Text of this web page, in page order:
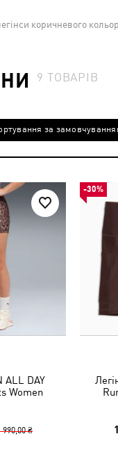
коричневого
9 ТОВАРІВ
за
ALL DAY
Women
990,00 ₴
-30%